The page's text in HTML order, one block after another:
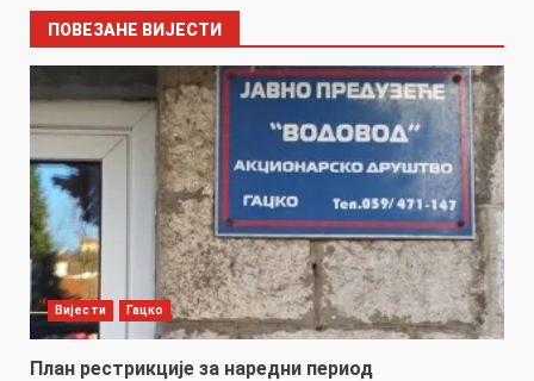
ПОВЕЗАНЕ ВИЈЕСТИ
Вијести Гацко
План рестрикције за наредни период